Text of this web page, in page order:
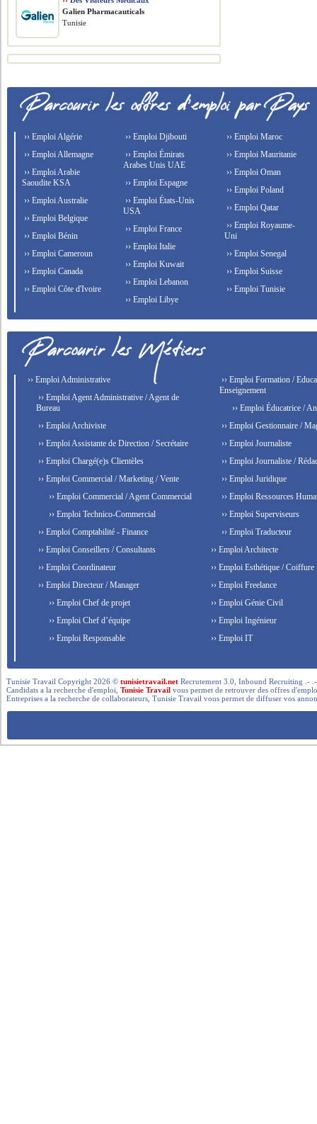
Galien Pharmacauticals
Tunisie
›› Emploi Algérie
›› Emploi Allemagne
›› Emploi Arabie
Saoudite KSA
›› Emploi Australie
›› Emploi Belgique
›› Emploi Bénin
›› Emploi Cameroun
›› Emploi Canada
›› Emploi Côte d'Ivoire
›› Emploi Djibouti
›› Emploi Émirats
Arabes Unis UAE
›› Emploi Espagne
›› Emploi États-Unis
USA
›› Emploi France
›› Emploi Italie
›› Emploi Kuwait
›› Emploi Lebanon
›› Emploi Libye
›› Emploi Maroc
›› Emploi Mauritanie
›› Emploi Oman
›› Emploi Poland
›› Emploi Qatar
›› Emploi Royaume-
Uni
›› Emploi Senegal
›› Emploi Suisse
›› Emploi Tunisie
›› Emploi Administrative
›› Emploi Agent Administrative / Agent de
Bureau
›› Emploi Archiviste
›› Emploi Assistante de Direction / Secrétaire
›› Emploi Chargé(e)s Clientèles
›› Emploi Commercial / Marketing / Vente
›› Emploi Commercial / Agent Commercial
›› Emploi Technico-Commercial
›› Emploi Comptabilité - Finance
›› Emploi Conseillers / Consultants
›› Emploi Coordinateur
›› Emploi Directeur / Manager
›› Emploi Chef de projet
›› Emploi Chef d’équipe
›› Emploi Responsable
›› Emploi Formation /
Enseignement
›› Emploi Éducatrice /
›› Emploi Gestionnaire /
›› Emploi Journaliste
›› Emploi Journaliste /
›› Emploi Juridique
›› Emploi Ressources
›› Emploi Superviseurs
›› Emploi Traducteur
›› Emploi Architecte
›› Emploi Esthétique / Coiffure
›› Emploi Freelance
›› Emploi Génie Civil
›› Emploi Ingénieur
›› Emploi IT
Tunisie Travail Copyright 2026 ©tunisietravail.net Recrutement 3.0, Inbound Recruiting .-
Candidats a la recherche d'emploi,Tunisie Travail vous permet de retrouver des offres
Entreprises a la recherche de collaborateurs, Tunisie Travail vous permet de diffuser vos